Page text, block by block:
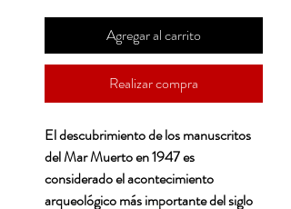
Agregar al carrito
Realizar compra
El descubrimiento de los manuscritos
del Mar Muerto en 1947 es
considerado el acontecimiento
arqueológico más importante del siglo